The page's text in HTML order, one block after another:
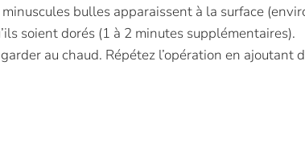
bulles apparaissent à la surface
soient dorés (1 à 2 minutes supplémentaires).
au chaud. Répétez l’opération en ajoutant